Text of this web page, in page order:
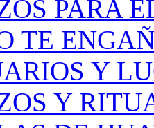
PARA
TE
Y
Y